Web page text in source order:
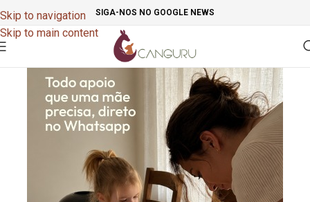
Skip to navigation
Skip to main content
SIGA-NOS NO GOOGLE NEWS